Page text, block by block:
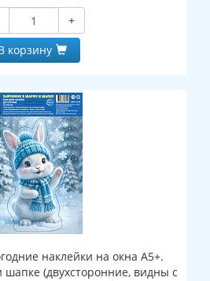
+
корзину
наклейки на окна А5+.
(двухсторонние, видны с